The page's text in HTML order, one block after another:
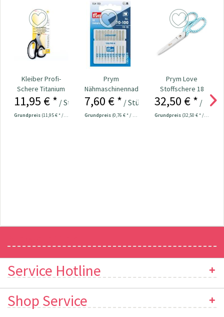
Kleiber Profi-
Schere Titanium
Line 20,5 cm Nr....
11,95 € * / Stück
Grundpreis (11,95 € * / 1 Stück)
Prym
Nähmaschinennadeln
130/705
Universal...
7,60 € * / Stück
Grundpreis (0,76 € * / 1 Stück)
Prym Love
Stoffschere 18
cm Nr. 610540
32,50 € * / Stück
Grundpreis (32,50 € * / 1 Stück)
Service Hotline
Shop Service